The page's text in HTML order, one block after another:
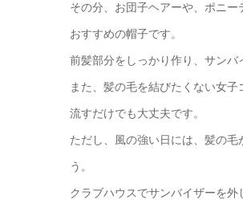
その分、お団子ヘアーや、ポニ
おすすめの帽子です。
前髪部分をしっかり作り、サンバ
また、髪の毛を結びたくない女
流すだけでも大丈夫です。
ただし、風の強い日には、髪の
う。
クラブハウスでサンバイザーを